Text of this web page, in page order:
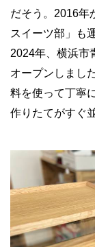
だそう。2016年
スイーツ部」も
2024年、横浜市
オープンしまし
料を使って丁寧
作りたてがすぐ